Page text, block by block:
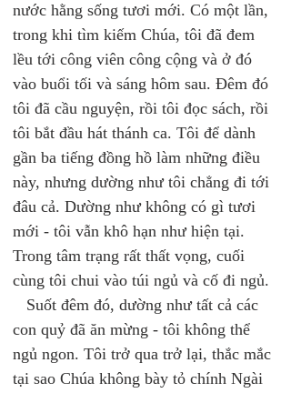
nước hằng sống tươi mới. Có một lần,
trong khi tìm kiếm Chúa, tôi đã đem
lều tới công viên công cộng và ở đó
vào buổi tối và sáng hôm sau. Đêm đó
tôi đã cầu nguyện, rồi tôi đọc sách, rồi
tôi bắt đầu hát thánh ca. Tôi để dành
gần ba tiếng đồng hồ làm những điều
này, nhưng dường như tôi chẳng đi tới
đâu cả. Dường như không có gì tươi
mới - tôi vẫn khô hạn như hiện tại.
Trong tâm trạng rất thất vọng, cuối
cùng tôi chui vào túi ngủ và cố đi ngủ.
Suốt đêm đó, dường như tất cả các
con quỷ đã ăn mừng - tôi không thể
ngủ ngon. Tôi trở qua trở lại, thắc mắc
tại sao Chúa không bày tỏ chính Ngài